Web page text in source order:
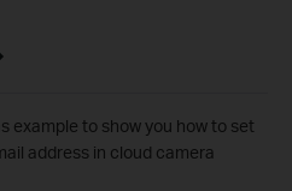
example to show you how to set
address in cloud camera